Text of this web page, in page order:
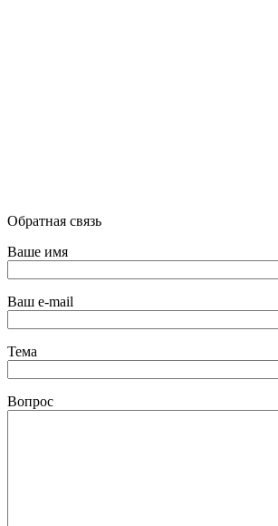
Обратная связь
Ваше имя
Ваш e-mail
Тема
Вопрос